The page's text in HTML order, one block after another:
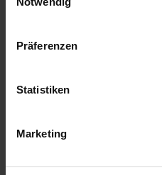
Präferenzen
Statistiken
Marketing